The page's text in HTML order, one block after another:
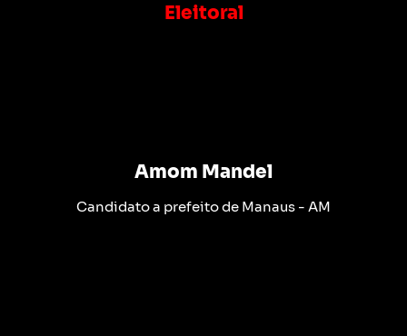
Eleitoral
Amom Mandel
Candidato a prefeito de Manaus - AM